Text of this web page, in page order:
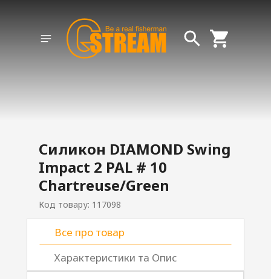
Силикон DIAMOND Swing
Impact 2 PAL # 10
Chartreuse/Green
Код товару: 117098
Все про товар
Характеристики та Опис